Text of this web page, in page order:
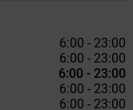
6:00 - 23:00
6:00 - 23:00
6:00 - 23:00
6:00 - 23:00
6:00 - 23:00